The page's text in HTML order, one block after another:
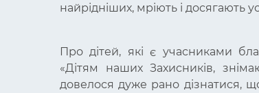
найрідніших, мріють і досягають
Про дітей, які є учасниками
«Дітям наших Захисників,
довелося дуже рано дізнатися,